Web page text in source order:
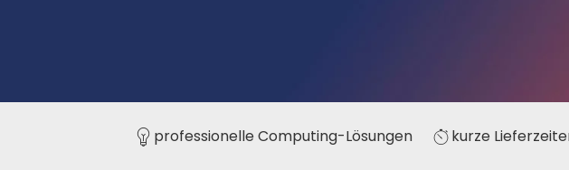
professionelle Computing-Lösungen kurze